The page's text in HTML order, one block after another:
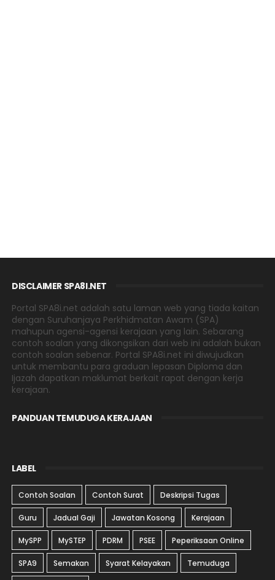
DISCLAIMER SPA8I.NET
Portal SPA8i.net adalah satu laman web yang tiada kaitan
dengan Suruhanjaya Perkhidmatan Awam (SPA)
mahupun agensi-agensi kerajaan yang lain. Sebarang
contoh soalan yang dikongsikan dari web ini adalah bukan
contoh soalan sebenar. Portal SPA8i.net ini diwujudkan
untuk membantu para graduan lepasan Diploma dan
Ijazah dapatkan maklumat berkait rapat dengan kerja
kerajaan.
PANDUAN TEMUDUGA KERAJAAN
LABEL
Contoh Soalan Contoh Surat Deskripsi Tugas
Guru Jadual Gaji Jawatan Kosong Kerajaan
MySPP MySTEP PDRM PSEE Peperiksaan Online
SPA9 Semakan Syarat Kelayakan Temuduga